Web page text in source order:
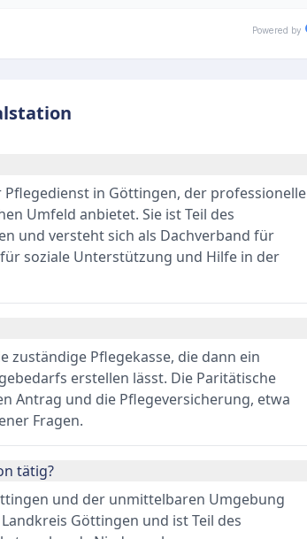
Powered by
in Göttingen, der professionelle
Umfeld anbietet. Sie ist Teil des
und versteht sich als Dachverband für
soziale Unterstützung und Hilfe in der
Pflegekasse, die dann ein
erstellen lässt. Die Paritätische
Antrag und die Pflegeversicherung, etwa
Fragen.
tätig?
und der unmittelbaren Umgebung
Göttingen und ist Teil des